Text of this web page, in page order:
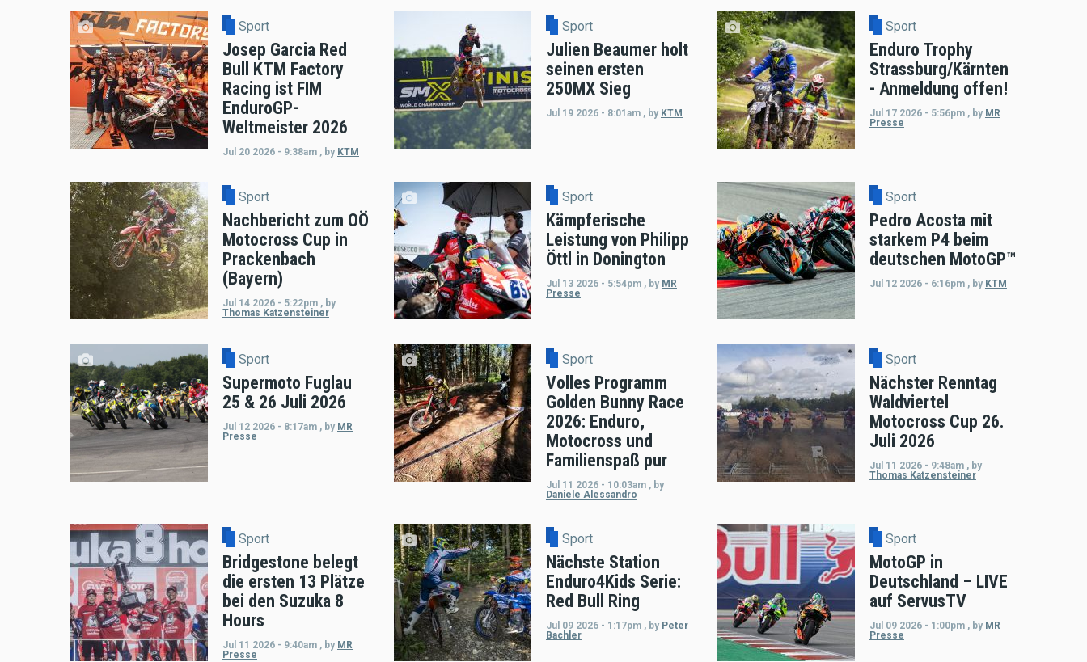
Sport
Josep Garcia Red
Bull KTM Factory
Racing ist FIM
EnduroGP-
Weltmeister 2026
Jul 20 2026 - 9:38am , by KTM
Sport
Julien Beaumer holt
seinen ersten
250MX Sieg
Jul 19 2026 - 8:01am , by KTM
Sport
Enduro Trophy
Strassburg/Kärnten
- Anmeldung offen!
Jul 17 2026 - 5:56pm , by MR
Presse
Sport
Nachbericht zum OÖ
Motocross Cup in
Prackenbach
(Bayern)
Jul 14 2026 - 5:22pm , by
Thomas Katzensteiner
Sport
Kämpferische
Leistung von Philipp
Öttl in Donington
Jul 13 2026 - 5:54pm , by MR
Presse
Sport
Pedro Acosta mit
starkem P4 beim
deutschen MotoGP™
Jul 12 2026 - 6:16pm , by KTM
Sport
Supermoto Fuglau
25 & 26 Juli 2026
Jul 12 2026 - 8:17am , by MR
Presse
Sport
Volles Programm
Golden Bunny Race
2026: Enduro,
Motocross und
Familienspaß pur
Jul 11 2026 - 10:03am , by
Daniele Alessandro
Sport
Nächster Renntag
Waldviertel
Motocross Cup 26.
Juli 2026
Jul 11 2026 - 9:48am , by
Thomas Katzensteiner
Sport
Bridgestone belegt
die ersten 13 Plätze
bei den Suzuka 8
Hours
Jul 11 2026 - 9:40am , by MR
Presse
Sport
Nächste Station
Enduro4Kids Serie:
Red Bull Ring
Jul 09 2026 - 1:17pm , by Peter
Bachler
Sport
MotoGP in
Deutschland – LIVE
auf ServusTV
Jul 09 2026 - 1:00pm , by MR
Presse